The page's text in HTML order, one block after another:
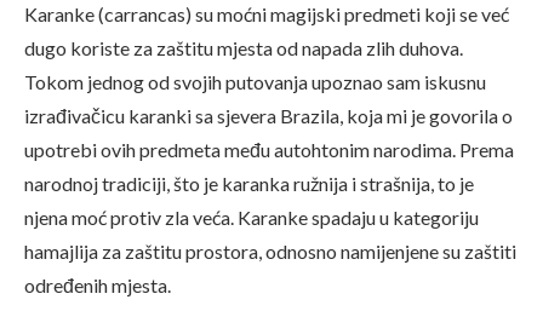
Karanke (carrancas) su moćni magijski predmeti koji se već
dugo koriste za zaštitu mjesta od napada zlih duhova.
Tokom jednog od svojih putovanja upoznao sam iskusnu
izrađivačicu karanki sa sjevera Brazila, koja mi je govorila o
upotrebi ovih predmeta među autohtonim narodima. Prema
narodnoj tradiciji, što je karanka ružnija i strašnija, to je
njena moć protiv zla veća. Karanke spadaju u kategoriju
hamajlija za zaštitu prostora, odnosno namijenjene su zaštiti
određenih mjesta.